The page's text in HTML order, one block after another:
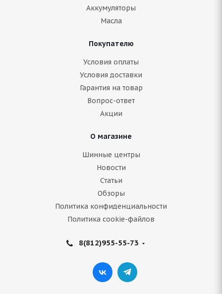
Bridgestone Blizzak Spike 02 SUV 275/40 R20 106T
Аккумуляторы
Масла
Покупателю
Условия оплаты
Условия доставки
Гарантия на товар
Вопрос-ответ
Акции
О магазине
Шинные центры
Новости
Статьи
Обзоры
Политика конфиденциальности
Политика cookie-файлов
8(812)955-55-73